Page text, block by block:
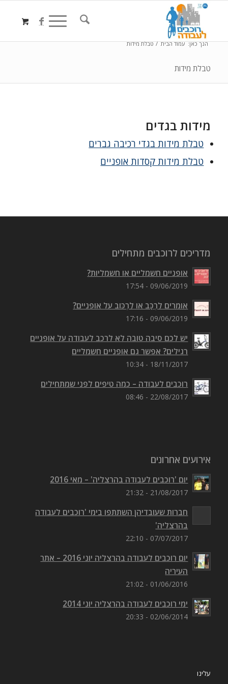
טבלת מידות
הנך כאן: עמוד הבית / טבלת מידות
מידות בגדים
טבלת מידות בגדי רכיבה גברים
טבלת מידות קסדות אופניים
מדריכים לרוכבים מתחילים
אופניים חשמליים או חשמליות?
09/06/2019 - 17:54
אומרים לִרְכַּב או לִרְכּוב על אופניים?
09/06/2019 - 17:16
יש לכם סיבה טובה לא לרכב לעבודה על אופניים
רגילים? אפשר גם אופניים חשמליים
18/11/2017 - 10:34
רוכבים לעבודה – כמה טיפים לפני שמתחילים
22/08/2017 - 08:46
אירועים אחרונים
יום 'רוכבים לעבודה בהרצליה' – מאי 2016
21/08/2017 - 21:32
חברות שעובדיהן השתתפו בימי 'רוכבים לעבודה
בהרצליה'
07/07/2017 - 22:10
יום רוכבים לעבודה בהרצליה יוני 2016 – אתר
העיריה
01/06/2016 - 21:02
ימי רוכבים לעבודה בהרצליה יוני 2014
02/06/2014 - 20:33
עלינו